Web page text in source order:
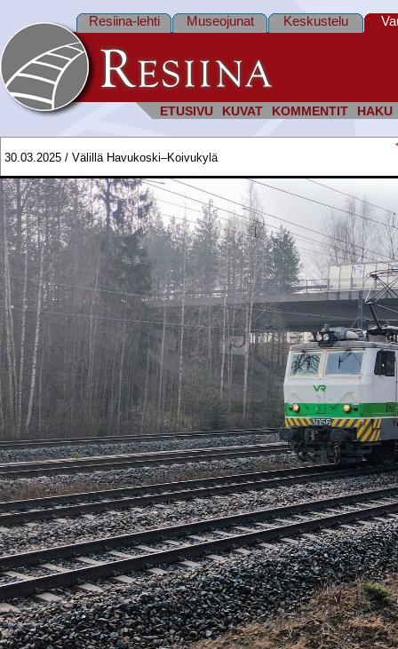
ETUSIVU KUVAT KOMMENTIT HAKU
Resiina-lehti Museojunat Keskustelu
30.03.2025 / Välillä Havukoski–Koivukylä